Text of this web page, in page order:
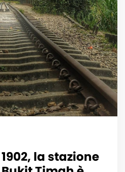
la stazione